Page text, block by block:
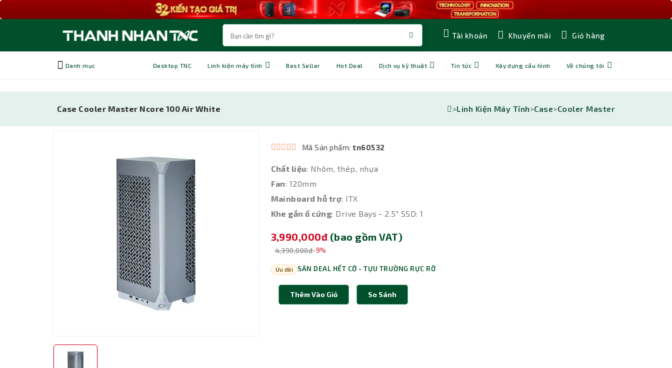
Tài khoản Khuyến mãi Giỏ hàng
Danh mục Desktop TNC Linh kiện máy tính Best Seller Hot Deal Dịch vụ kỹ thuật Tin tức Xây dựng cấu hình Về chúng tôi
Case Cooler Master Ncore 100 Air White >Linh Kiện Máy Tính>Case>Cooler Master
Mã Sản phẩm:tn60532
Chất liệu: Nhôm, thép, nhựa
Fan: 120mm
Mainboard hỗ trợ: ITX
Khe gắn ổ cứng: Drive Bays - 2.5" SSD: 1
3,990,000đ (bao gồm VAT)
4,390,000đ-9%
Ưu đãi SĂN DEAL HẾT CỠ - TỰU TRƯỜNG RỰC RỠ
Thêm Vào Giỏ So Sánh